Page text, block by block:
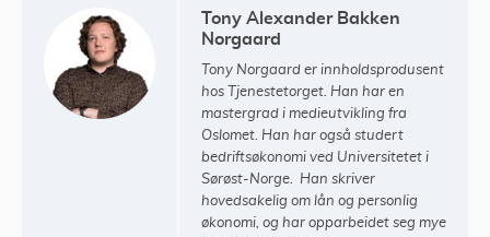
Tony Alexander Bakken
Norgaard
Tony Norgaard er innholdsprodusent
hos Tjenestetorget. Han har en
mastergrad i medieutvikling fra
Oslomet. Han har også studert
bedriftsøkonomi ved Universitetet i
Sørøst-Norge. Han skriver
hovedsakelig om lån og personlig
økonomi, og har opparbeidet seg mye